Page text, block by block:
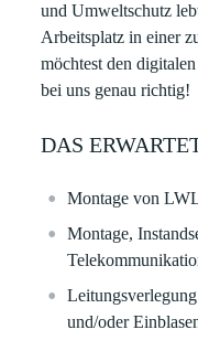
und Umweltschutz
Arbeitsplatz in einer
möchtest den
bei uns genau richtig!
DAS
Montage von
Montage,
und/oder